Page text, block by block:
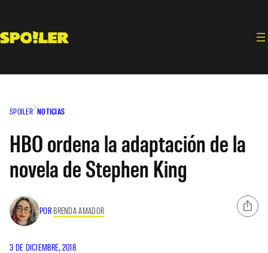
contenido
SPOILER NOTICIAS
HBO ordena la adaptación de la
novela de Stephen King
POR BRENDA AMADOR
3 DE DICIEMBRE, 2018